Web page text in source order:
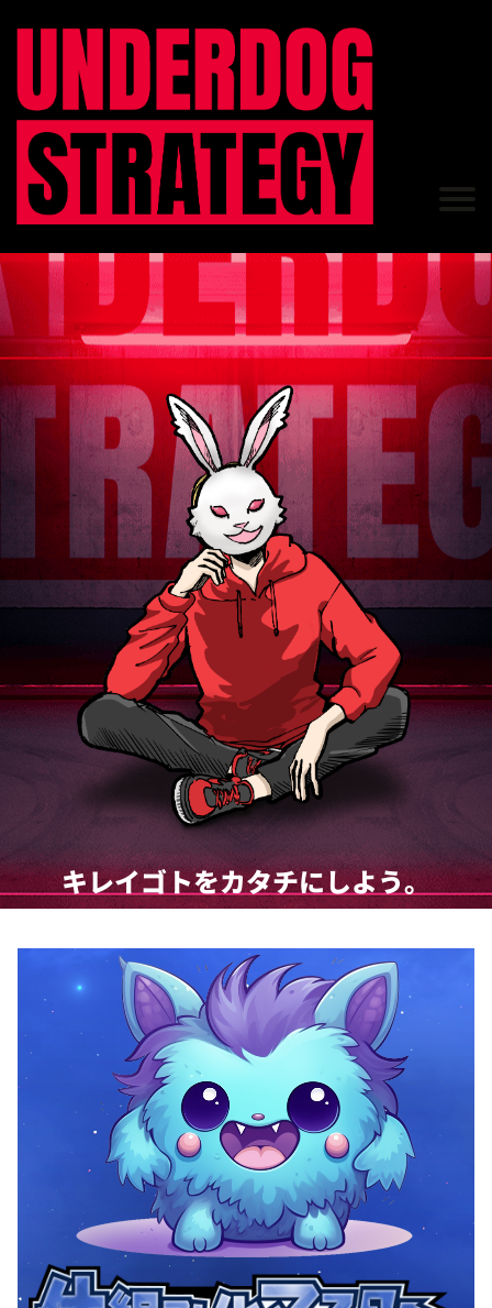
キレイゴトをカタチにしよう。